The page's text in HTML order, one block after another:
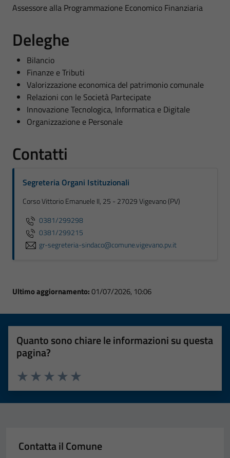
Assessore alla Programmazione Economico Finanziaria
Deleghe
Bilancio
Finanze e Tributi
Valorizzazione economica del patrimonio comunale
Relazioni con le Società Partecipate
Innovazione Tecnologica, Informatica e Digitale
Organizzazione e Personale
Contatti
Segreteria Organi Istituzionali
Corso Vittorio Emanuele II, 25 - 27029 Vigevano (PV)
0381/299298
0381/299215
gr-segreteria-sindaco@comune.vigevano.pv.it
Ultimo aggiornamento:01/07/2026, 10:06
Quanto sono chiare le informazioni su questa
pagina?
Valuta 5 stelle su 5
Valuta 4 stelle su 5
Valuta 3 stelle su 5
Valuta 2 stelle su 5
Valuta 1 stelle su 5
Contatta il Comune